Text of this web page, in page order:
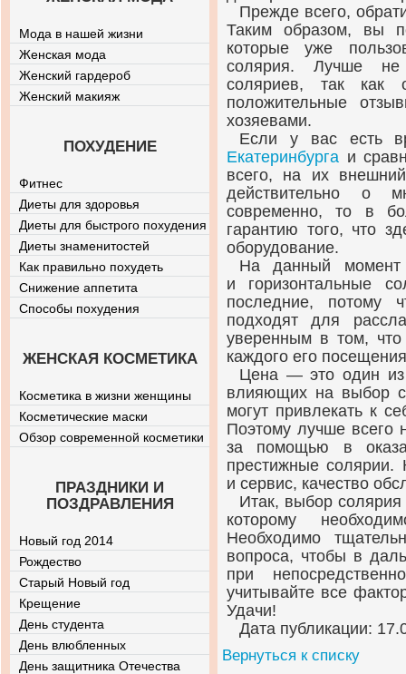
Прежде всего,
Таким образом, вы
которые уже
солярия. Лучше не
соляриев, так как
положительные
хозяевами.
Если у вас есть
Екатеринбурга и
всего, на их
действительно о
современно, то в
гарантию того, что
оборудование.
На данный момент
и горизонтальные
последние,
подходят для
уверенным в том, что
каждого его
Цена — это один из
влияющих на выбор
могут привлекать к
Поэтому лучше всего
за помощью в
престижные
и сервис, качество
Итак, выбор
которому
Необходимо
вопроса, чтобы в
при
учитывайте все
Удачи!
Дата публикации:
Вернуться к списку
Мода в нашей жизни
Женская мода
Женский гардероб
Женский макияж
ПОХУДЕНИЕ
Фитнес
Диеты для здоровья
Диеты для быстрого похудения
Диеты знаменитостей
Как правильно похудеть
Снижение аппетита
Способы похудения
ЖЕНСКАЯ КОСМЕТИКА
Косметика в жизни женщины
Косметические маски
Обзор современной косметики
ПРАЗДНИКИ И
ПОЗДРАВЛЕНИЯ
Новый год 2014
Рождество
Старый Новый год
Крещение
День студента
День влюбленных
День защитника Отечества